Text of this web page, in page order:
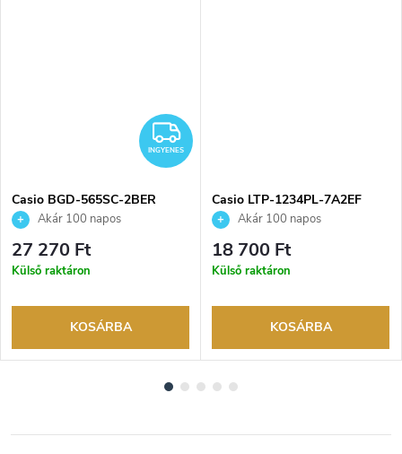
INGYENES
INGYENES
Casio BGD-565SC-2BER
karóraAkár 100 napos
visszaküldési lehetőség. Hivatalos
márkakereskedő.
27 270 Ft
Külső raktáron
KOSÁRBA
Casio LTP-1234PL-7A2EF
karóraAkár 100 napos
visszaküldési lehetőség. Hivatalos
márkakereskedő.
18 700 Ft
Külső raktáron
KOSÁRBA